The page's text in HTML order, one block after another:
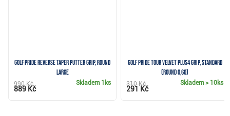
Golf Pride Reverse Taper putter grip, Round
Large
Skladem 1ks
990 Kč
889 Kč
Golf Pride Tour Velvet PLUS4 grip, Standard
(Round 0,60)
Skladem> 10ks
310 Kč
291 Kč